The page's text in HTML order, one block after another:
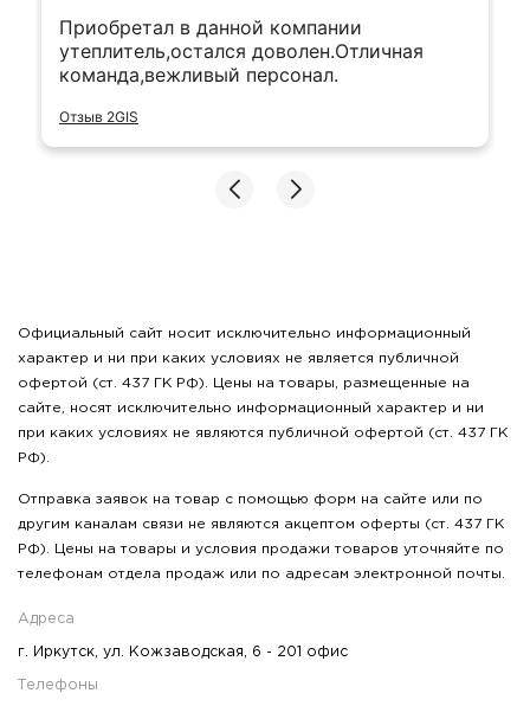
Приобретал в данной компании
утеплитель,остался доволен.Отличная
команда,вежливый персонал.
Отзыв 2GIS
Официальный сайт носит исключительно информационный
характер и ни при каких условиях не является публичной
офертой (ст. 437 ГК РФ). Цены на товары, размещенные на
сайте, носят исключительно информационный характер и ни
при каких условиях не являются публичной офертой (ст. 437 ГК
РФ).
Отправка заявок на товар с помощью форм на сайте или по
другим каналам связи не являются акцептом оферты (ст. 437 ГК
РФ). Цены на товары и условия продажи товаров уточняйте по
телефонам отдела продаж или по адресам электронной почты.
Адреса
г. Иркутск, ул. Кожзаводская, 6 - 201 офис
Телефоны